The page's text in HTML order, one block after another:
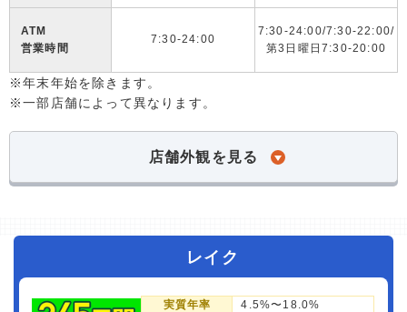
ATM
営業時間
7:30-24:00
7:30-24:00/7:30-22:00/
第3日曜日7:30-20:00
※年末年始を除きます。
※一部店舗によって異なります。
店舗外観を見る
レイク
実質年率 4.5%〜18.0%